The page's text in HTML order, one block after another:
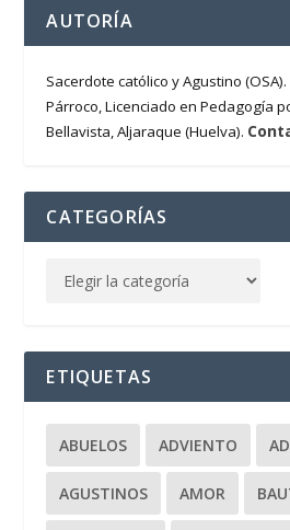
AUTORÍA
Sacerdote católico y Agustino
Párroco, Licenciado en Pedagogía
Bellavista, Aljaraque (Huelva).
CATEGORÍAS
ETIQUETAS
ABUELOS ADVIENTO
AGUSTINOS AMOR